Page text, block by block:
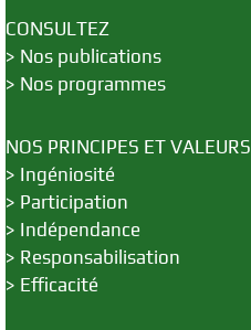
CONSULTEZ
> Nos publications
> Nos programmes
NOS PRINCIPES ET VALEURS
> Ingéniosité
> Participation
> Indépendance
> Responsabilisation
> Efficacité